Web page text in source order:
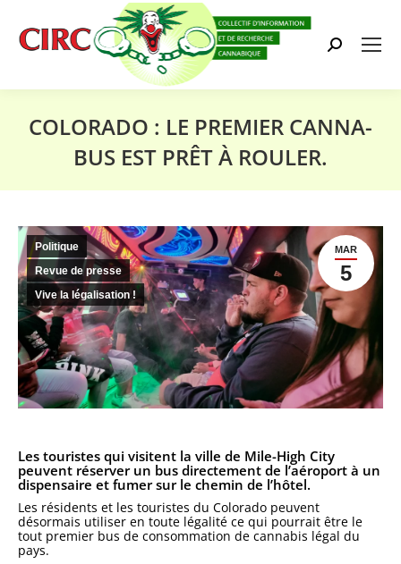
Search:
COLORADO : LE PREMIER CANNA-
BUS EST PRÊT À ROULER.
MAR
5
Politique
Revue de presse
Vive la légalisation !
Les touristes qui visitent la ville de Mile-High City
peuvent réserver un bus directement de l’aéroport à un
dispensaire et fumer sur le chemin de l’hôtel.
Les résidents et les touristes du Colorado peuvent
désormais utiliser en toute légalité ce qui pourrait être le
tout premier bus de consommation de cannabis légal du
pays.